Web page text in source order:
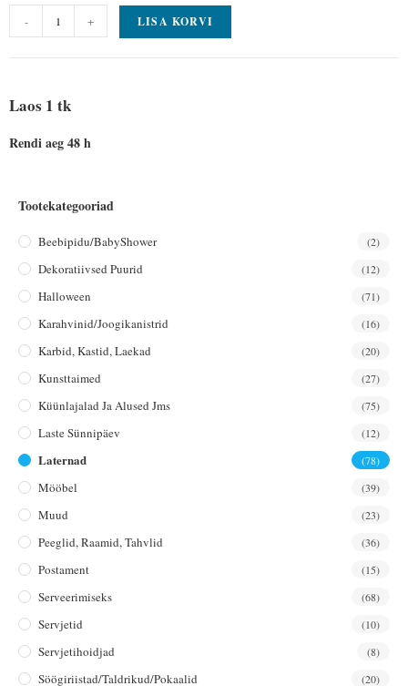
- + LISA KORVI
Laos 1 tk
Rendi aeg 48 h
Tootekategooriad
Beebipidu/BabyShower (2)
Dekoratiivsed Puurid (12)
Halloween (71)
Karahvinid/joogikanistrid (16)
Karbid, Kastid, Laekad (20)
Kunsttaimed (27)
Küünlajalad Ja Alused Jms (75)
Laste Sünnipäev (12)
Laternad (78)
Mööbel (39)
Muud (23)
Peeglid, Raamid, Tahvlid (36)
Postament (15)
Serveerimiseks (68)
Servjetid (10)
Servjetihoidjad (8)
Söögiriistad/taldrikud/pokaalid (20)